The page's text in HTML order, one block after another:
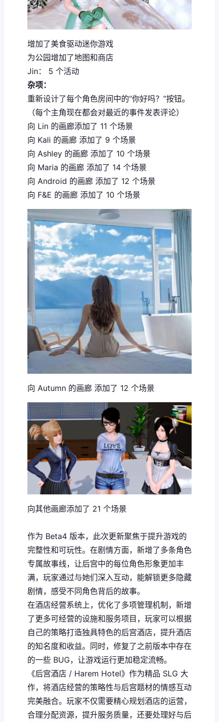
增加了美食驱动迷你游戏
为公园增加了地图和商店
Jin： 5 个活动
杂项：
重新设计了每个角色房间中的“你好吗？”按钮。
（每个主角现在都会对最近的事件发表评论）
向 Lin 的画廊添加了 11 个场景
向 Kali 的画廊 添加了 9 个场景
向 Ashley 的画廊 添加了 10 个场景
向 Maria 的画廊 添加了 14 个场景
向 Android 的画廊 添加了 12 个场景
向 F&E 的画廊 添加了 10 个场景
向 Autumn 的画廊 添加了 12 个场景
向其他画廊添加了 21 个场景
作为 Beta4 版本，此次更新聚焦于提升游戏的
完整性和可玩性。在剧情方面，新增了多条角色
专属故事线，让后宫中的每位角色形象更加丰
满，玩家通过与她们深入互动，能解锁更多隐藏
剧情，感受不同角色背后的故事。
在酒店经营系统上，优化了多项管理机制，新增
了更多可经营的设施和服务项目，玩家可以根据
自己的策略打造独具特色的后宫酒店，提升酒店
的知名度和收益。同时，修复了之前版本中存在
的一些 BUG，让游戏运行更加稳定流畅。
《后宫酒店 / Harem Hotel》作为精品 SLG 大
作，将酒店经营的策略性与后宫题材的情感互动
完美融合。玩家不仅需要精心规划酒店的运营，
合理分配资源，提升服务质量，还要处理好与后